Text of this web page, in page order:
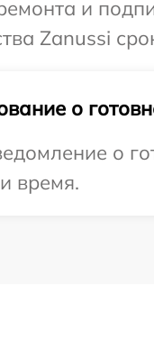
и
Zanussi
о
о
время.